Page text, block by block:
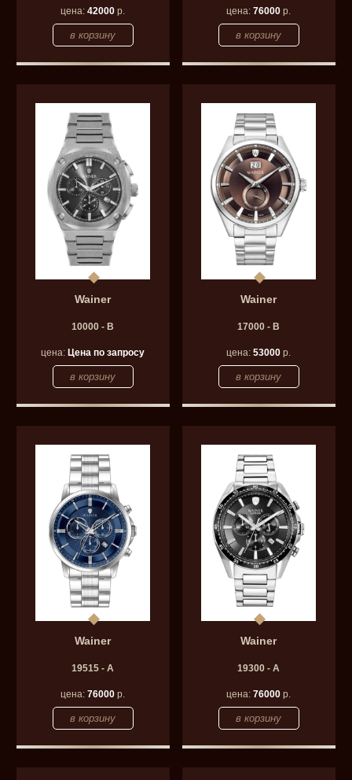
цена:42000 р. цена:76000 р.
Wainer
10000 - B
цена:Цена по запросу
Wainer
17000 - B
цена:53000 р.
Wainer
19515 - A
цена:76000 р.
Wainer
19300 - A
цена:76000 р.